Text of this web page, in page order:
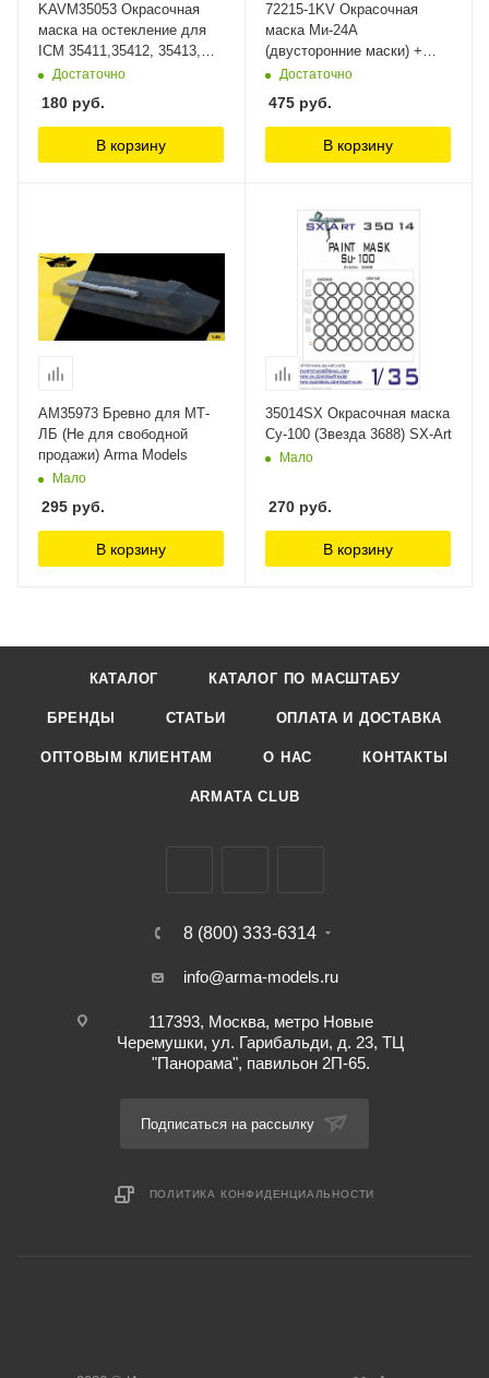
KAVM35053 Окрасочная
маска на остекление для
ICM 35411,35412, 35413,
35414, 35803 KAV Models
Достаточно
180 руб.
В корзину
72215-1KV Окрасочная
маска Ми-24А
(двусторонние маски) +
маски на диски и колеса
ZVEZDA KV Models
Достаточно
475 руб.
В корзину
AM35973 Бревно для МТ-
ЛБ (Не для свободной
продажи) Arma Models
Мало
295 руб.
В корзину
35014SX Окрасочная маска
Су-100 (Звезда 3688) SX-Art
Мало
270 руб.
В корзину
КАТАЛОГ КАТАЛОГ ПО МАСШТАБУ
БРЕНДЫ СТАТЬИ ОПЛАТА И ДОСТАВКА
ОПТОВЫМ КЛИЕНТАМ О НАС КОНТАКТЫ
ARMATA CLUB
8 (800) 333-6314
info@arma-models.ru
117393, Москва, метро Новые
Черемушки, ул. Гарибальди, д. 23, ТЦ
"Панорама", павильон 2П-65.
Подписаться на рассылку
ПОЛИТИКА КОНФИДЕНЦИАЛЬНОСТИ